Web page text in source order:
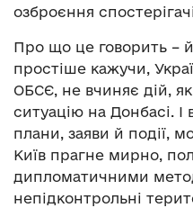
озброєння
Про що це говорить –
простіше кажучи,
ОБСЄ, не вчиняє дій,
ситуацію на Донбасі. І
плани, заяви й події,
Київ прагне мирно,
дипломатичними
непідконтрольні